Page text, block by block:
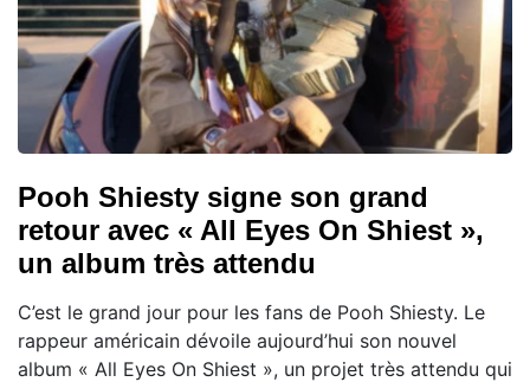
Pooh Shiesty signe son grand
retour avec « All Eyes On Shiest »,
un album très attendu
C’est le grand jour pour les fans de Pooh Shiesty. Le
rappeur américain dévoile aujourd’hui son nouvel
album « All Eyes On Shiest », un projet très attendu qui